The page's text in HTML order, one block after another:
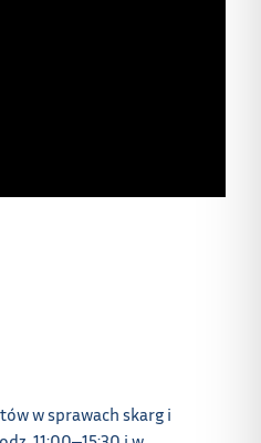
w sprawach skarg i